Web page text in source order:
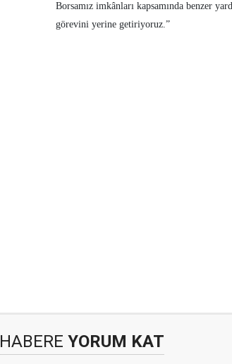
Borsamız imkânları kapsamında benzer
görevini yerine getiriyoruz.”
HABERE YORUM KAT